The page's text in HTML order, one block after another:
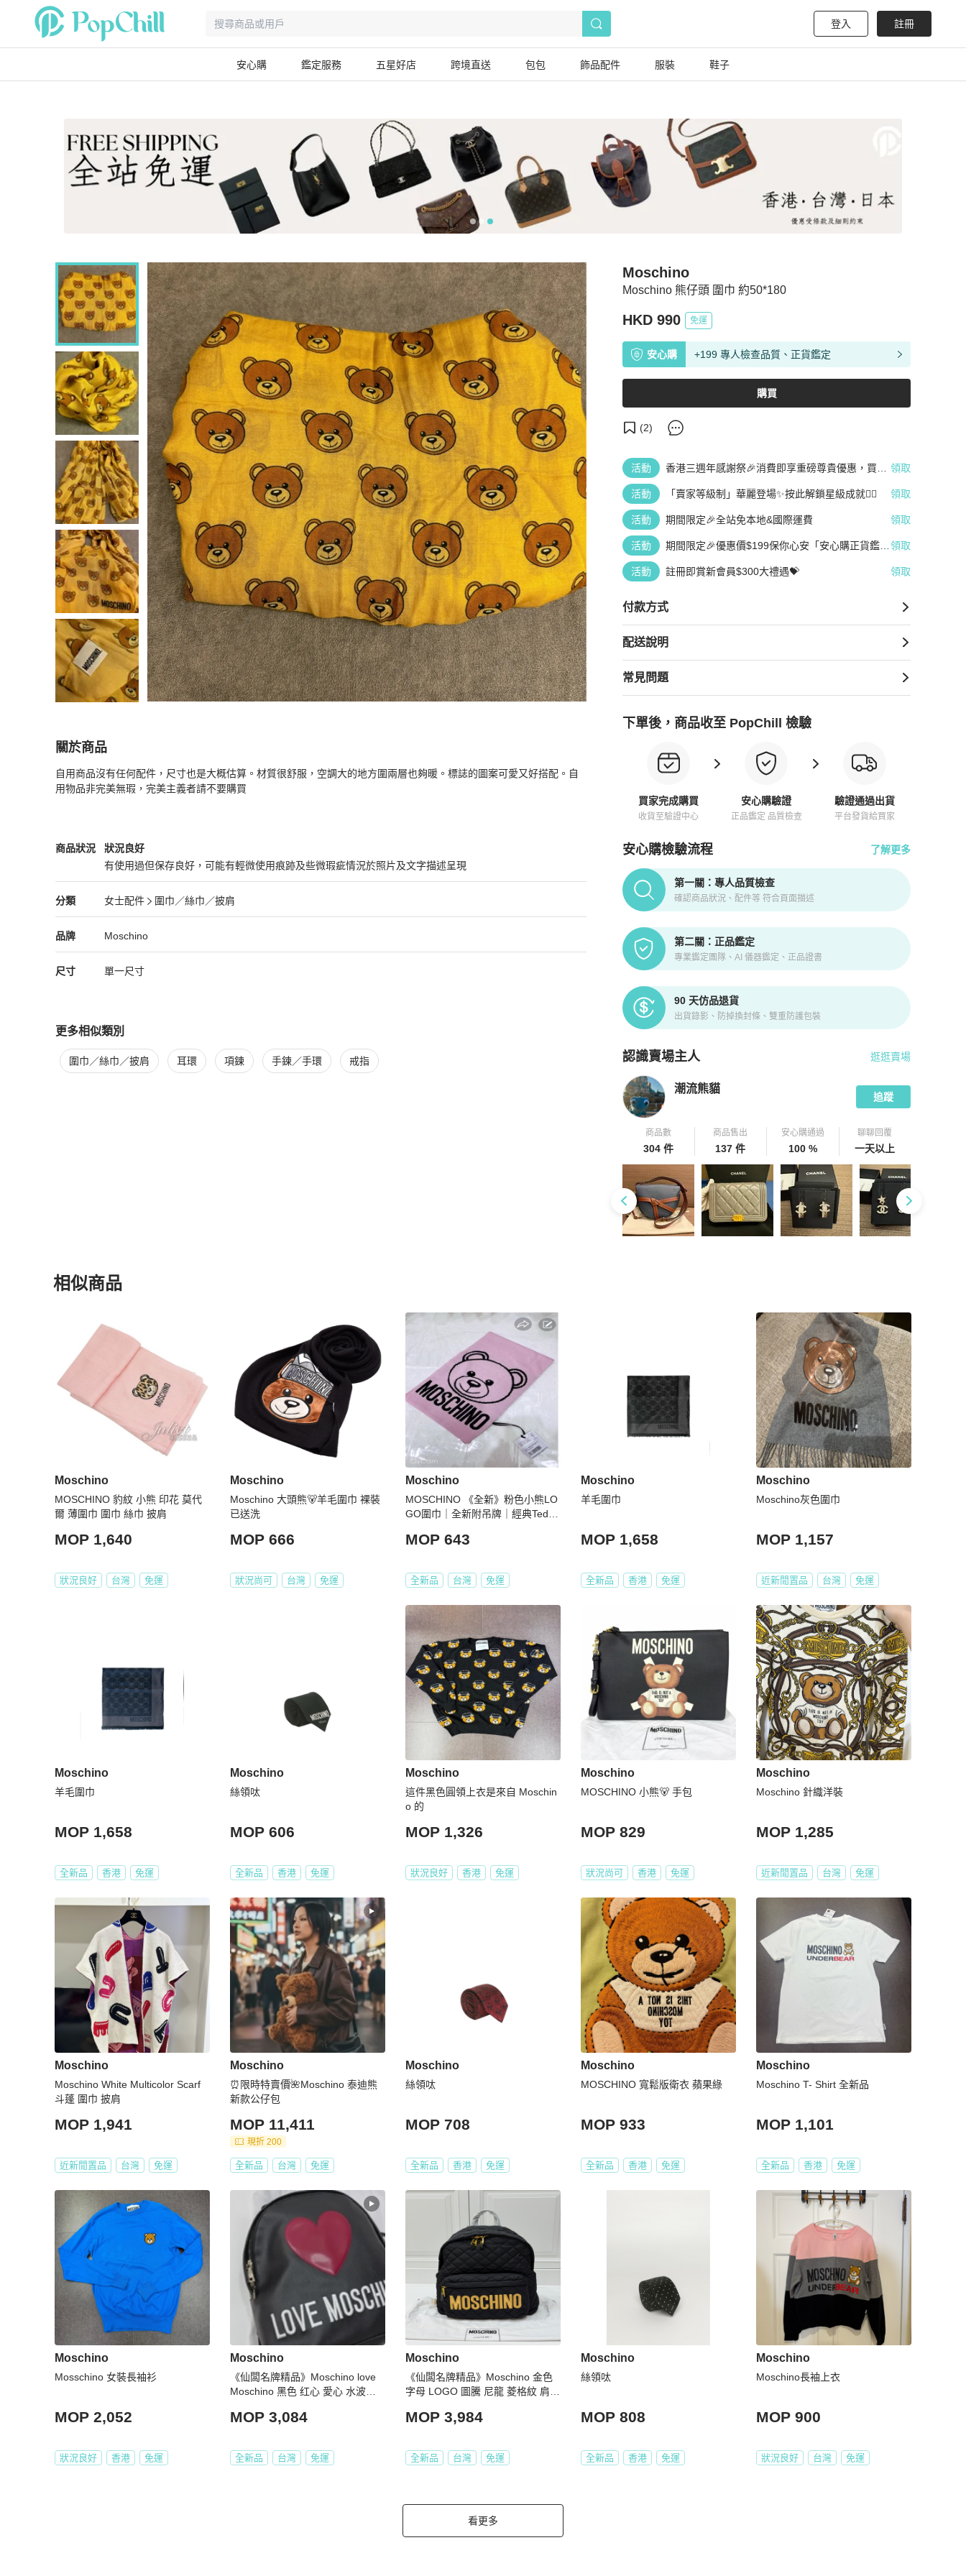
登入 註冊
安心購 鑑定服務 五星好店 跨境直送 包包 飾品配件 服裝 鞋子
Moschino 熊仔頭 圍巾 約50*180
Moschino
HKD 990 免運
安心購 +199 專人檢查品質、正貨鑑定
購買
(2)
活動
香港三週年感謝祭🎉消費即享重磅尊貴優惠，買越
領取
活動 「賣家等級制」華麗登場✨按此解鎖星級成就👆🏻 領取
活動 期間限定🎉全站免本地&國際運費 領取
活動
期間限定🎉優惠價$199保你心安「安心購正貨鑑
領取
活動 註冊即賞新會員$300大禮遇💝 領取
付款方式
配送說明
常見問題
下單後，商品收至 PopChill 檢驗
買家完成購買
收貨至驗證中心
安心購驗證
正品鑑定 品質檢查
驗證通過出貨
平台發貨給買家
安心購檢驗流程 了解更多
PopChill拍拍圈正品驗證、安心購檢驗流程介紹
第一關：專人品質檢查
確認商品狀況、配件等 符合頁面描述
第二關：正品鑑定
專業鑑定團隊、AI 儀器鑑定、正品證書
90 天仿品退貨
出貨錄影、防掉換封條、雙重防護包裝
認識賣場主人
PopChill 拍拍圈嚴選賣家
逛逛賣場
潮流熊貓
追蹤
商品數
304 件
商品售出
137 件
安心購通過
100 %
聊聊回覆
一天以上
關於商品
關於Moschino 熊仔頭 圍巾 約50*180商品詳情與購買須知
自用商品沒有任何配件，尺寸也是大概估算。材質很舒服，空調大的地方圍兩層也夠暖。標誌的圖案可愛又好搭配。自
用物品非完美無瑕，完美主義者請不要購買
商品狀況
Moschino 女士配件商品狀態與細節
狀況良好
有使用過但保存良好，可能有輕微使用痕跡及些微瑕疵情況於照片及文字描述呈現
狀況良好
分類
Moschino 女士配件分類資訊
女士配件
圍巾／絲巾／披肩
女士配件/圍巾／絲巾／披肩推薦
品牌
Moschino 精品女士配件
Moschino
Moschino 推薦清單
尺寸 單一尺寸
更多相似類別
更多Moschino女士配件 相似商品推薦
圍巾／絲巾／披肩 耳環 項鍊 手鍊／手環 戒指
相似商品
Moschino
MOSCHINO 豹紋 小熊 印花 莫代
爾 薄圍巾 圍巾 絲巾 披肩
MOP 1,640
狀況良好 台灣 免運
Moschino
Moschino 大頭熊🐻羊毛圍巾 裸裝
已送洗
MOP 666
狀況尚可 台灣 免運
Moschino
MOSCHINO 《全新》粉色小熊LO
GO圍巾｜全新附吊牌｜經典Teddy
MOP 643
全新品 台灣 免運
Moschino
羊毛圍巾
MOP 1,658
全新品 香港 免運
Moschino
Moschino灰色圍巾
MOP 1,157
近新閒置品 台灣 免運
Moschino
羊毛圍巾
MOP 1,658
全新品 香港 免運
Moschino
絲領呔
MOP 606
全新品 香港 免運
Moschino
這件黑色圓領上衣是來自 Moschin
o 的
MOP 1,326
狀況良好 香港 免運
Moschino
MOSCHINO 小熊🐻 手包
MOP 829
狀況尚可 香港 免運
Moschino
Moschino 針織洋裝
MOP 1,285
近新閒置品 台灣 免運
Moschino
Moschino White Multicolor Scarf
斗蓬 圍巾 披肩
MOP 1,941
近新閒置品 台灣 免運
Moschino
⏰限時特賣價🌺Moschino 泰迪熊
新款公仔包
MOP 11,411
現折 200
全新品 台灣 免運
Moschino
絲領呔
MOP 708
全新品 香港 免運
Moschino
MOSCHINO 寬鬆版衛衣 蘋果綠
MOP 933
全新品 香港 免運
Moschino
Moschino T- Shirt 全新品
MOP 1,101
全新品 香港 免運
Moschino
Mosschino 女裝長袖衫
MOP 2,052
狀況良好 香港 免運
Moschino
《仙闆名牌精品》Moschino love
Moschino 黑色 红心 愛心 水波紋
MOP 3,084
全新品 台灣 免運
Moschino
《仙闆名牌精品》Moschino 金色
字母 LOGO 圖騰 尼龍 菱格紋 肩背
MOP 3,984
全新品 台灣 免運
Moschino
絲領呔
MOP 808
全新品 香港 免運
Moschino
Moschino長袖上衣
MOP 900
狀況良好 台灣 免運
看更多